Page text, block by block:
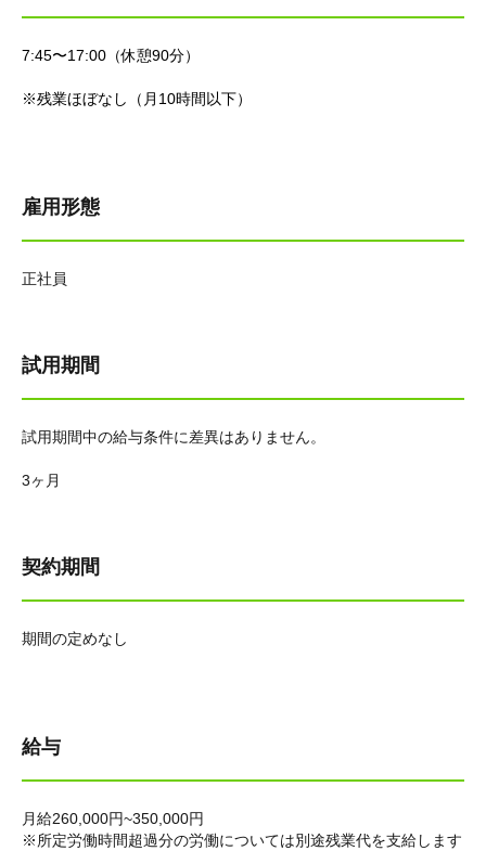
7:45〜17:00（休憩90分）
※残業ほぼなし（月10時間以下）
雇用形態
正社員
試用期間
試用期間中の給与条件に差異はありません。
3ヶ月
契約期間
期間の定めなし
給与
月給260,000円~350,000円
※所定労働時間超過分の労働については別途残業代を支給します